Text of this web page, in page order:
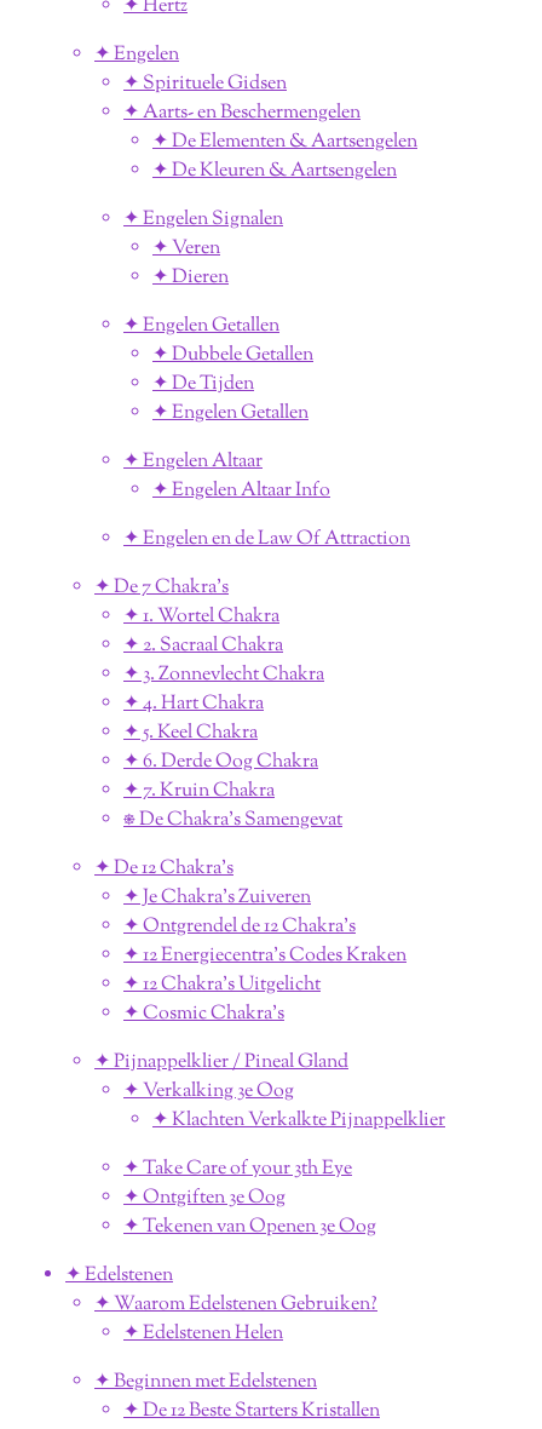
✦ Hertz
✦ Engelen
✦ Spirituele Gidsen
✦ Aarts- en Beschermengelen
✦ De Elementen & Aartsengelen
✦ De Kleuren & Aartsengelen
✦ Engelen Signalen
✦ Veren
✦ Dieren
✦ Engelen Getallen
✦ Dubbele Getallen
✦ De Tijden
✦ Engelen Getallen
✦ Engelen Altaar
✦ Engelen Altaar Info
✦ Engelen en de Law Of Attraction
✦ De 7 Chakra's
✦ 1. Wortel Chakra
✦ 2. Sacraal Chakra
✦ 3. Zonnevlecht Chakra
✦ 4. Hart Chakra
✦ 5. Keel Chakra
✦ 6. Derde Oog Chakra
✦ 7. Kruin Chakra
⎈ De Chakra's Samengevat
✦ De 12 Chakra's
✦ Je Chakra's Zuiveren
✦ Ontgrendel de 12 Chakra's
✦ 12 Energiecentra's Codes Kraken
✦ 12 Chakra's Uitgelicht
✦ Cosmic Chakra's
✦ Pijnappelklier / Pineal Gland
✦ Verkalking 3e Oog
✦ Klachten Verkalkte Pijnappelklier
✦ Take Care of your 3th Eye
✦ Ontgiften 3e Oog
✦ Tekenen van Openen 3e Oog
✦ Edelstenen
✦ Waarom Edelstenen Gebruiken?
✦ Edelstenen Helen
✦ Beginnen met Edelstenen
✦ De 12 Beste Starters Kristallen